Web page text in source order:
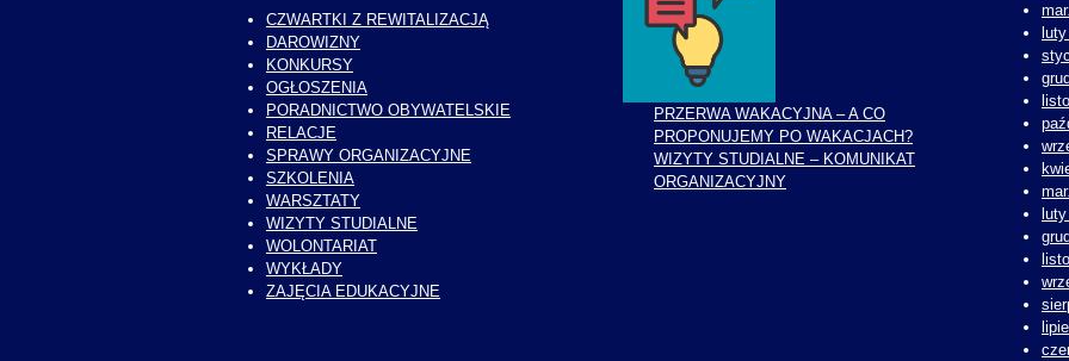
PRZERWA WAKACYJNA – A CO
PROPONUJEMY PO WAKACJACH?
WIZYTY STUDIALNE – KOMUNIKAT
ORGANIZACYJNY
CZWARTKI Z REWITALIZACJĄ
DAROWIZNY
KONKURSY
OGŁOSZENIA
PORADNICTWO OBYWATELSKIE
RELACJE
SPRAWY ORGANIZACYJNE
SZKOLENIA
WARSZTATY
WIZYTY STUDIALNE
WOLONTARIAT
WYKŁADY
ZAJĘCIA EDUKACYJNE